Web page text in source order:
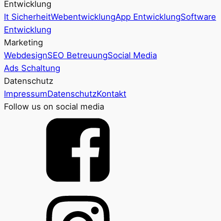
Entwicklung
It SicherheitWebentwicklungApp EntwicklungSoftware
Entwicklung
Marketing
WebdesignSEO BetreuungSocial Media
Ads Schaltung
Datenschutz
ImpressumDatenschutzKontakt
Follow us on social media